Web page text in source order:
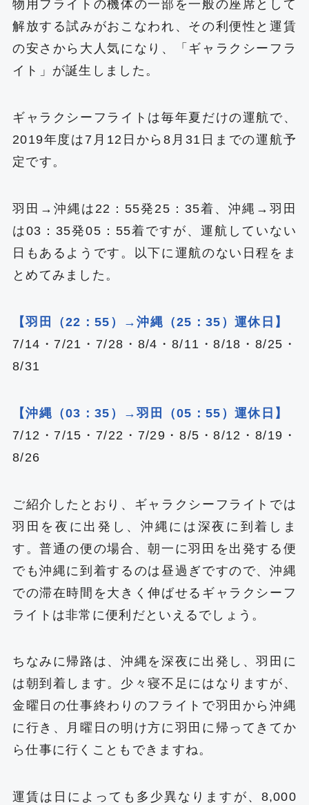
物用フライトの機体の一部を一般の座席として
解放する試みがおこなわれ、その利便性と運賃
の安さから大人気になり、「ギャラクシーフラ
イト」が誕生しました。
ギャラクシーフライトは毎年夏だけの運航で、
2019年度は7月12日から8月31日までの運航予
定です。
羽田→沖縄は22：55発25：35着、沖縄→羽田
は03：35発05：55着ですが、運航していない
日もあるようです。以下に運航のない日程をま
とめてみました。
【羽田（22：55）→沖縄（25：35）運休日】
7/14・7/21・7/28・8/4・8/11・8/18・8/25・
8/31
【沖縄（03：35）→羽田（05：55）運休日】
7/12・7/15・7/22・7/29・8/5・8/12・8/19・
8/26
ご紹介したとおり、ギャラクシーフライトでは
羽田を夜に出発し、沖縄には深夜に到着しま
す。普通の便の場合、朝一に羽田を出発する便
でも沖縄に到着するのは昼過ぎですので、沖縄
での滞在時間を大きく伸ばせるギャラクシーフ
ライトは非常に便利だといえるでしょう。
ちなみに帰路は、沖縄を深夜に出発し、羽田に
は朝到着します。少々寝不足にはなりますが、
金曜日の仕事終わりのフライトで羽田から沖縄
に行き、月曜日の明け方に羽田に帰ってきてか
ら仕事に行くこともできますね。
運賃は日によっても多少異なりますが、8,000